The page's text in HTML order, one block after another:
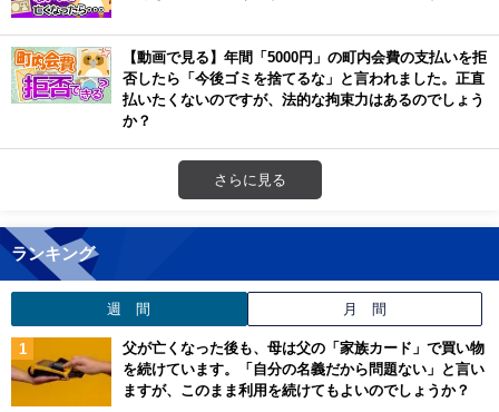
【動画で見る】年間「5000円」の町内会費の支払いを拒
否したら「今後ゴミを捨てるな」と言われました。正直
払いたくないのですが、法的な拘束力はあるのでしょう
か？
さらに見る
ランキング
週 間 月 間
父が亡くなった後も、母は父の「家族カード」で買い物
を続けています。「自分の名義だから問題ない」と言い
ますが、このまま利用を続けてもよいのでしょうか？